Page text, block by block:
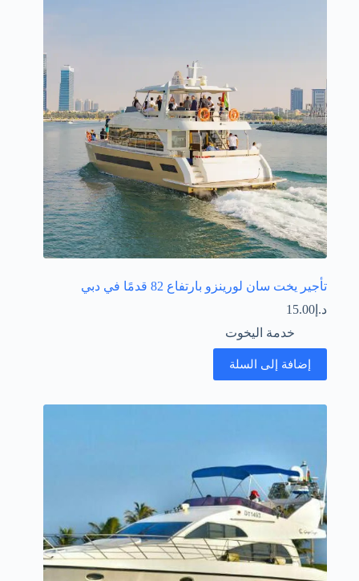
تأجير يخت سان لورينزو بارتفاع 82 قدمًا في دبي
د.إ 15.00
خدمة اليخوت
إضافة إلى السلة